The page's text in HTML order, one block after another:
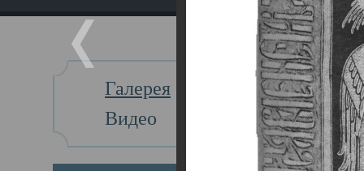
Галерея
Видео
Главная